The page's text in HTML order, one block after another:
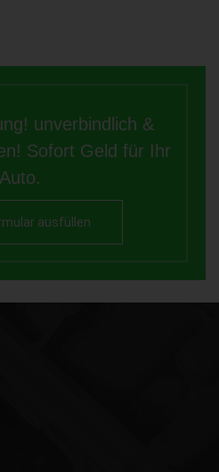
unverbindlich &
Sofort Geld für Ihr
Auto.
ausfüllen